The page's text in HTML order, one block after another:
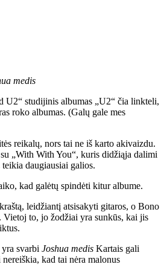
medis
U2“ studijinis albumas „U2“ čia linkteli,
roko albumas. (Galų gale mes
reikalų, nors tai ne iš karto akivaizdu.
„With With You“, kuris didžiąja dalimi
daugiausiai galios.
kad galėtų spindėti kitur albume.
leidžiantį atsisakyti gitaros, o Bono
Vietoj to, jo žodžiai yra sunkūs, kai jis
svarbi Joshua medis Kartais gali
kad tai nėra malonus